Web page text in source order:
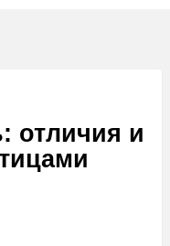
отличия и